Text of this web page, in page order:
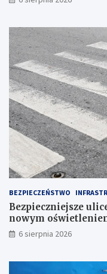
I
E
G
O
N
R
1
6
7
BEZPIECZEŃSTWO
Bezpieczniejsze
nowym
6 sierpnia 2026